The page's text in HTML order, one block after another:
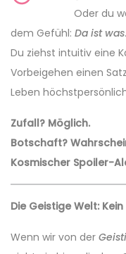
Oder du
dem Gefühl: Da ist was.
Du ziehst intuitiv eine
Vorbeigehen einen
Leben
Zufall? Möglich.
Botschaft?
Kosmischer Spoiler-
Die Geistige Welt:
Wenn wir von der